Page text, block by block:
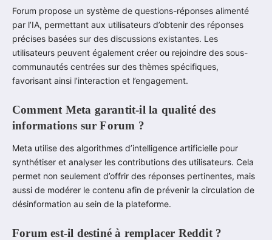
Forum propose un système de questions-réponses alimenté
par l’IA, permettant aux utilisateurs d’obtenir des réponses
précises basées sur des discussions existantes. Les
utilisateurs peuvent également créer ou rejoindre des sous-
communautés centrées sur des thèmes spécifiques,
favorisant ainsi l’interaction et l’engagement.
Comment Meta garantit-il la qualité des
informations sur Forum ?
Meta utilise des algorithmes d’intelligence artificielle pour
synthétiser et analyser les contributions des utilisateurs. Cela
permet non seulement d’offrir des réponses pertinentes, mais
aussi de modérer le contenu afin de prévenir la circulation de
désinformation au sein de la plateforme.
Forum est-il destiné à remplacer Reddit ?